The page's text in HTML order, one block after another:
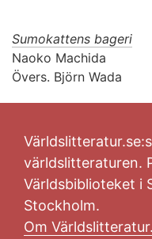
Sumokattens bageri
Naoko Machida
Övers. Björn Wada
världslitteraturen.
Världsbiblioteket i
Stockholm.
Om